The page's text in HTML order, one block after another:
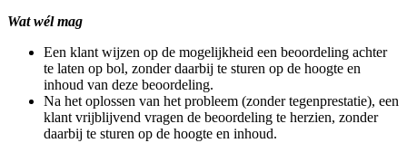
Wat wél mag
Een klant wijzen op de mogelijkheid een beoordeling achter
te laten op bol, zonder daarbij te sturen op de hoogte en
inhoud van deze beoordeling.
Na het oplossen van het probleem (zonder tegenprestatie), een
klant vrijblijvend vragen de beoordeling te herzien, zonder
daarbij te sturen op de hoogte en inhoud.